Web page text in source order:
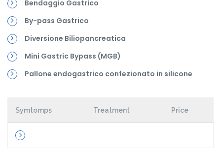
Bendaggio Gastrico
By-pass Gastrico
Diversione Biliopancreatica
Mini Gastric Bypass (MGB)
Pallone endogastrico confezionato in silicone
Symtomps Treatment Price